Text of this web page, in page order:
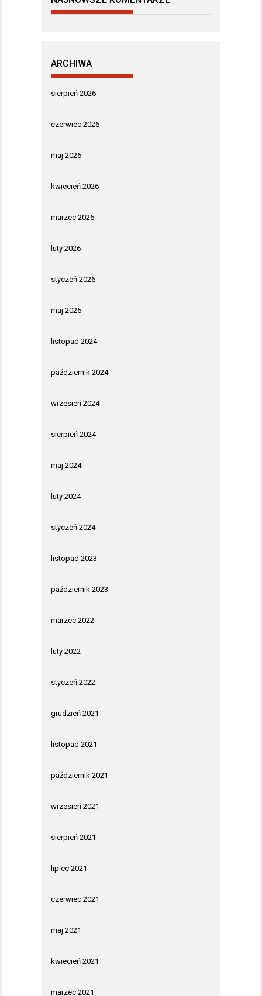
ARCHIWA
sierpień 2026
czerwiec 2026
maj 2026
kwiecień 2026
marzec 2026
luty 2026
styczeń 2026
maj 2025
listopad 2024
październik 2024
wrzesień 2024
sierpień 2024
maj 2024
luty 2024
styczeń 2024
listopad 2023
październik 2023
marzec 2022
luty 2022
styczeń 2022
grudzień 2021
listopad 2021
październik 2021
wrzesień 2021
sierpień 2021
lipiec 2021
czerwiec 2021
maj 2021
kwiecień 2021
marzec 2021